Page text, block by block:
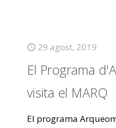
29 agost, 2019
El Programa
visita el MARQ
El programa